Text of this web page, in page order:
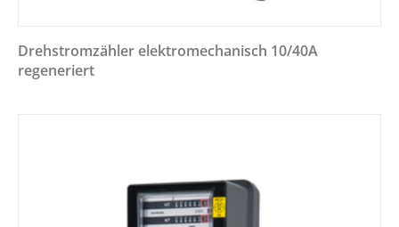
Drehstromzähler elektromechanisch 10/40A
regeneriert